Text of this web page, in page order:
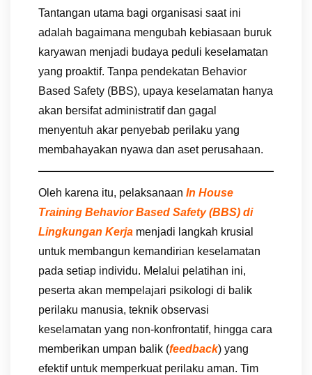
Tantangan utama bagi organisasi saat ini
adalah bagaimana mengubah kebiasaan buruk
karyawan menjadi budaya peduli keselamatan
yang proaktif. Tanpa pendekatan Behavior
Based Safety (BBS), upaya keselamatan hanya
akan bersifat administratif dan gagal
menyentuh akar penyebab perilaku yang
membahayakan nyawa dan aset perusahaan.
Oleh karena itu, pelaksanaan In House
Training Behavior Based Safety (BBS) di
Lingkungan Kerja menjadi langkah krusial
untuk membangun kemandirian keselamatan
pada setiap individu. Melalui pelatihan ini,
peserta akan mempelajari psikologi di balik
perilaku manusia, teknik observasi
keselamatan yang non-konfrontatif, hingga cara
memberikan umpan balik (feedback) yang
efektif untuk memperkuat perilaku aman. Tim